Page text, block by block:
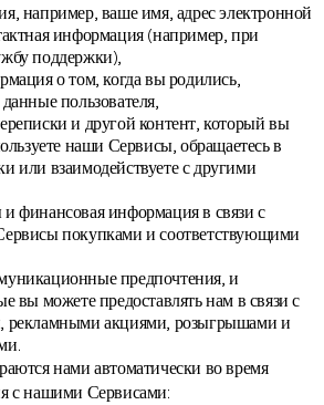
например, ваше имя, адрес электронной
информация (например, при
поддержки),
о том, когда вы родились,
пользователя,
и другой контент, который вы
наши Сервисы, обращаетесь в
или взаимодействуете с другими
финансовая информация в связи с
покупками и соответствующими
предпочтения, и
вы можете предоставлять нам в связи с
рекламными акциями, розыгрышами и
нами автоматически во время
с нашими Сервисами: